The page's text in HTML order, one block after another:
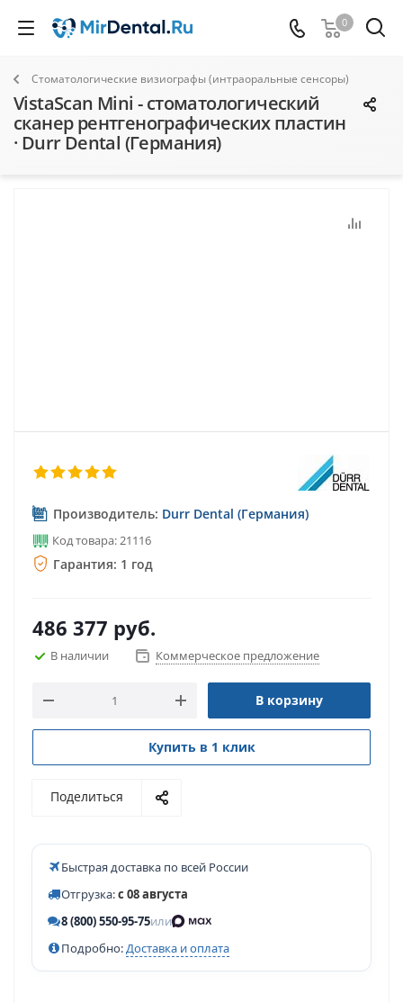
0
Стоматологические визиографы (интраоральные сенсоры)
VistaScan Mini - стоматологический
сканер рентгенографических пластин
· Durr Dental (Германия)
Производитель: Durr Dental (Германия)
Код товара: 21116
Гарантия: 1 год
486 377 руб.
В наличии Коммерческое предложение
В корзину
Купить в 1 клик
Поделиться
Быстрая доставка по всей России
Отгрузка:с 08 августа
8 (800) 550-95-75или
Подробно:Доставка и оплата